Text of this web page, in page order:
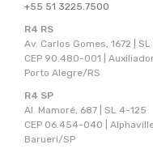
+55 51 3225.7500
R4 RS
Av. Carlos Gomes, 1672 | SL
CEP 90.480-001 |
Porto Alegre/RS
R4 SP
Al. Mamoré, 687 | SL 4-125
CEP 06.454-040 |
Barueri/SP